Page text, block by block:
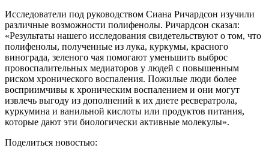
Исследователи под руководством Сиана Ричардсон изучили
различные возможности полифенолы. Ричардсон сказал:
«Результаты нашего исследования свидетельствуют о том, что
полифенолы, полученные из лука, куркумы, красного
винограда, зеленого чая помогают уменьшить выброс
провоспалительных медиаторов у людей с повышенным
риском хронического воспаления. Пожилые люди более
восприимчивы к хроническим воспалением и они могут
извлечь выгоду из дополнений к их диете ресвератрола,
куркумина и ванильной кислоты или продуктов питания,
которые дают эти биологически активные молекулы».
Поделиться новостью: